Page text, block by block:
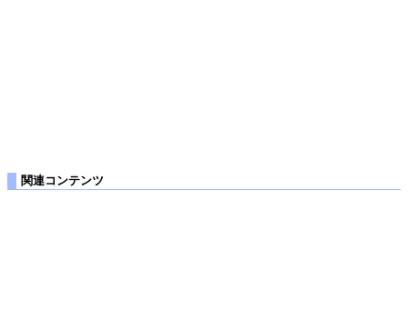
関連コンテンツ